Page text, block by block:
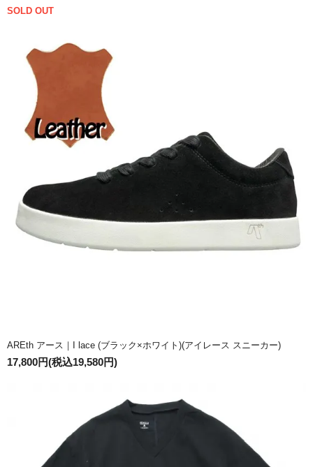
SOLD OUT
AREth アース｜I lace (ブラック×ホワイト)(アイレース スニーカー)
17,800円(税込19,580円)